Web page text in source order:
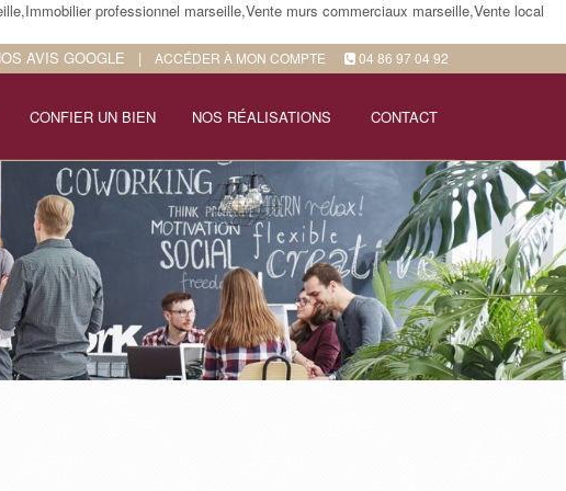
professionnel marseille,Vente murs commerciaux marseille,Vente local
AVIS GOOGLE
| ACCÉDER À MON COMPTE 04 86 97 04 92
CONFIER UN BIEN NOS RÉALISATIONS CONTACT